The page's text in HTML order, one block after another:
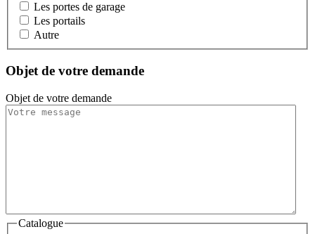
Les portes de garage
Les portails
Autre
Objet de votre demande
Objet de votre demande
Catalogue